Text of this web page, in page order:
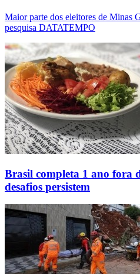
Maior parte dos eleitores de Minas
pesquisa DATATEMPO
Brasil completa 1 ano fora
desafios persistem